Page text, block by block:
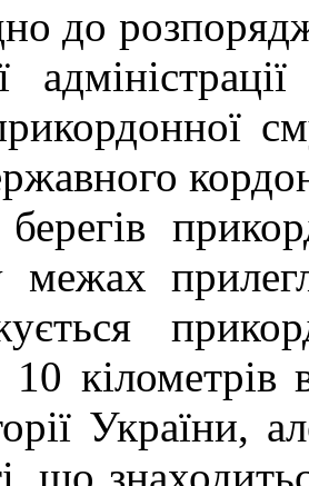
до
кілометрів
України,
що